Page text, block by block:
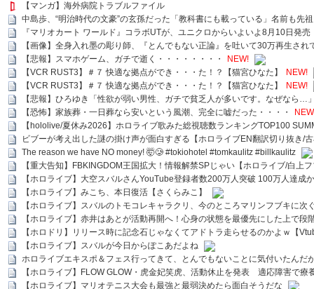
【マンガ】海外病院トラブルファイル
中島歩、“明治時代の文豪”の玄孫だった「教科書にも載っている」名前も先
『マリオカート ワールド』コラボUTが、ユニクロからいよいよ8月10日発
【画像】全身入れ墨の彫り師、『とんでもない正論』を吐いて30万再生され
【悲報】スマホゲーム、ガチで逝く・・・・・・・・
NEW!
【VCR RUST3】＃７ 快適な拠点ができ・・・た！？【猫宮ひなた】
NEW!
【VCR RUST3】＃７ 快適な拠点ができ・・・た！？【猫宮ひなた】
NEW!
【悲報】ひろゆき「性欲が弱い男性、ガチで貧乏人が多いです。なぜなら…
【恐怖】家族葬・一日葬なら安いという風潮、完全に嘘だった・・・・
【hololive/夏休み2026】ホロライブ歌みた総視聴数ランキングTOP100
ビブーが考え出した謎の掛け声が面白すぎる【ホロライブEN翻訳切り抜き/
The reason we have NO money! 🤯🥲 #tokiohotel #tomkaulitz #billkaulitz
【重大告知】FBKINGDOM王国拡大！情報解禁SPじゃい【ホロライブ/白上
【ホロライブ】大空スバルさんYouTube登録者数200万人突破 100万人達成
【ホロライブ】みこち、本日復活【さくらみこ】
【ホロライブ】スバルのトモコレキャラクリ、今のところマリンフブキに
【ホロライブ】赤井はあとが活動再開へ！心身の状態を最優先にした上で段
【ホロドリ】リリース時に記念石じゃなくてアドトラ走らせるのかよｗ【
【ホロライブ】スバルが今日からぽこあだよね
ホロライブエキスポ＆フェス行ってきて、とんでもないことに気付いたんだ
【ホロライブ】FLOW GLOW・虎金妃笑虎、活動休止を発表 適応障害で療
【ホロライブ】マリオテニス大会も最強と最弱決めたら面白そうだな